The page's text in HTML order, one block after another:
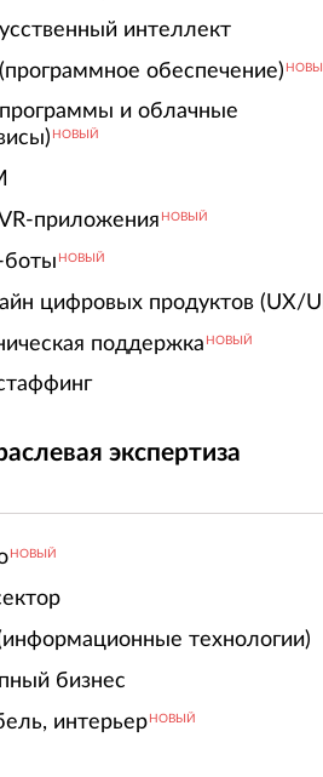
интеллект
обеспечение)
и облачные
НОВЫЙ
приложения НОВЫЙ
боты НОВЫЙ
цифровых продуктов (UX/
поддержка НОВЫЙ
экспертиза
НОВЫЙ
технологии)
бизнес
интерьер НОВЫЙ